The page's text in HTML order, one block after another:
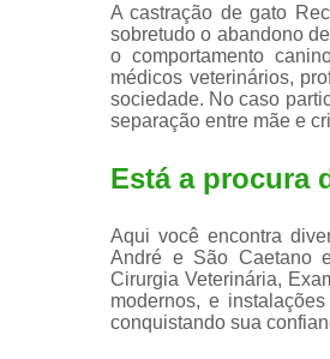
A castração de gato
sobretudo o abandono
o comportamento
médicos veterinários,
sociedade. No caso
separação entre mãe e
Está a procura
Aqui você encontra
André e São Caetano
Cirurgia Veterinária,
modernos, e
conquistando sua